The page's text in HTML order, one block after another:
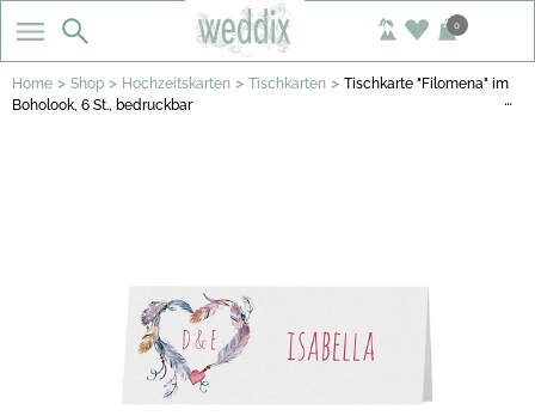
0
Home > Shop > Hochzeitskarten > Tischkarten > Tischkarte "Filomena" im
Boholook, 6 St., bedruckbar
…